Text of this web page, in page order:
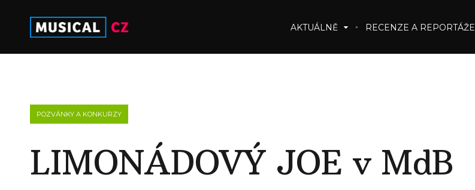
AKTUÁLNĚ RECENZE A REPORTÁŽE
POZVÁNKY A KONKURZY
LIMONÁDOVÝ JOE v MdB